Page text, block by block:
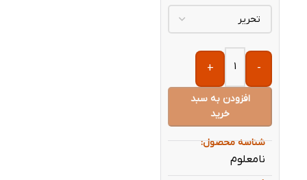
-
+
افزودن به سبد
خرید
شناسه محصول:
نامعلوم